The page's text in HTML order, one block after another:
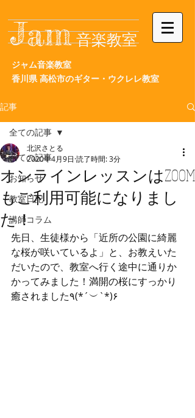
Jam 音楽教室
ジャム音楽教室
香川県 高松市のギター・ウクレレ教室
記事
全ての記事
お知らせ
教室日記
講師コラム
全ての記事
オンラインレッスンはZOOM
もご利用可能になりまし
た！
北沢さとる
2020年4月9日 読了時間: 3分
先日、生徒様から「近所の公園に綺麗
な桜が咲いているよ」と、お教えいた
だいたので、教室へ行く途中に通りか
かってみました！満開の桜にすっかり
癒されました٩(*´︶`*)۶